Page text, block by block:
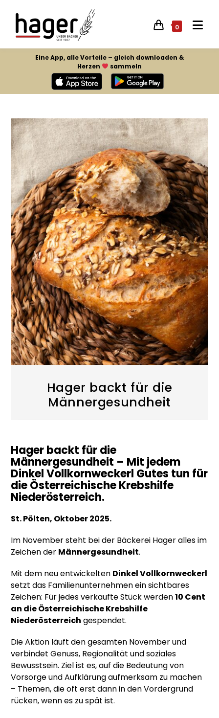
0
Eine App, alle Vorteile – gleich downloaden &
Herzen
sammeln
Hager backt für die
Männergesundheit
Hager backt für die
Männergesundheit – Mit jedem
Dinkel Vollkornweckerl Gutes tun für
die Österreichische Krebshilfe
Niederösterreich.
St. Pölten, Oktober 2025.
Im November steht bei der Bäckerei Hager alles im
Zeichen der Männergesundheit.
Mit dem neu entwickelten Dinkel Vollkornweckerl
setzt das Familienunternehmen ein sichtbares
Zeichen: Für jedes verkaufte Stück werden10 Cent
an die Österreichische Krebshilfe
Niederösterreich gespendet.
Die Aktion läuft den gesamten November und
verbindet Genuss, Regionalität und soziales
Bewusstsein. Ziel ist es, auf die Bedeutung von
Vorsorge und Aufklärung aufmerksam zu machen
– Themen, die oft erst dann in den Vordergrund
rücken, wenn es zu spät ist.